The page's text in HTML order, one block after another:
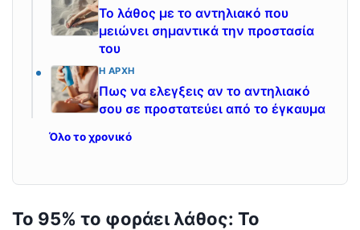
Το λάθος με το αντηλιακό που
μειώνει σημαντικά την προστασία
του
Η ΑΡΧΉ
Πως να ελεγξεις αν το αντηλιακό
σου σε προστατεύει από το έγκαυμα
Όλο το χρονικό
Το 95% το φοράει λάθος: Το